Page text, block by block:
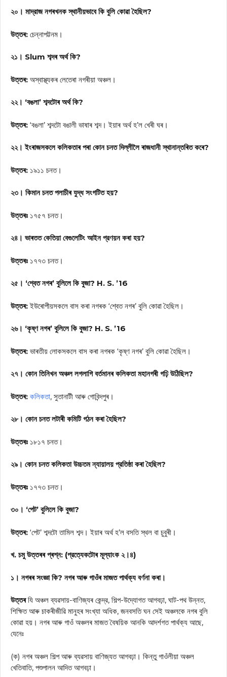
২০। মাদ্রাজ নগৰখনক স্থানীয়ভাবে কি বুলি কোৱা হৈছিল?
উত্তৰ: চেন্নাপট্টনম।
২১। Slum শব্দৰ অৰ্থ কি?
উত্তৰ: অস্বাস্থ্যকৰ লেতেৰা নগৰীয়া অঞ্চল।
২২। ‘বঙলা’ শব্দটোৰ অৰ্থ কি?
উত্তৰ: ‘বঙলা’ শব্দটো বঙালী ভাষাৰ শব্দ। ইয়াৰ অৰ্থ হ’ল খেৰী ঘৰ।
২২। ইংৰাজসকলে কলিকতাৰ পৰা কোন চনত দিল্লীলৈ ৰাজধানী স্থানান্তৰিত কৰে?
উত্তৰ: ১৯১১ চনত।
২৩। কিমান চনত পলাচীৰ যুদ্ধ সংগটিত হয়?
উত্তৰঃ ১৭৫৭ চনত।
২৪। ভাৰতত কেতিয়া বেগুলেটিং আইন প্রণয়ন কৰা হয়?
উত্তৰঃ ১৭৭৩ চনত।
২৫। ‘শ্বেত নগৰ’ বুলিলে কি বুজা? H. S. ’16
উত্তৰ:ইউৰোপীয়সকলে বাস কৰা নগৰক ‘শ্বেত নগৰ’ বুলি কোৱা হৈছিল।
২৬। ‘কৃষ্ণ নগৰ’ বুলিলে কি বুজা? H. S. ’16
উত্তৰ: ভাৰতীয় লোকসকলে বাস কৰা নগৰক ‘কৃষ্ণ নগৰ’ বুলি কোৱা হৈছিল।
২৭। কোন তিনিখন অঞ্চল লগলাগি বৰ্তমানৰ কলিকতা মহানগৰী গঢ়ি উঠিছিল?
উত্তৰ: কলিকতা, সুতানাটী আৰু গোবিন্দপুৰ।
২৮। কোন চনত লটাৰী কমিটি গঠন কৰা হৈছিল?
উত্তৰঃ ১৮১৭ চনত।
২৯। কোন চনত কলিকতা উচ্চতম ন্যায়ালয় প্রতিষ্ঠা কৰা হৈছিল?
উত্তৰঃ ১৭৭৩ চনত।
৩০। ‘পেট’ বুলিলে কি বুজা?
উত্তৰ: ‘পেট’ শব্দটো তামিল শব্দ। ইয়াৰ অৰ্থ হ’ল বসতি স্থল বা চুবুৰী।
খ. চমু উত্তৰৰ প্ৰশ্ন: (প্রত্যেকটোৰ মূল্যাংক ২।৪)
১। নগৰৰ সংজ্ঞা কি? নগৰ আৰু গাওঁৰ মাজত পার্থক্য বর্ণনা কৰা।
উত্তৰযি অঞ্চল ব্যৱসায়-বাণিজ্যৰ কেন্দ্র, শিল্প-উদ্যোগত আগবঢ়া, ঘাট-পথ উন্নত,
শিক্ষিত আৰু চাকৰীজীৱি মানুহৰ সংখ্যা অধিক, জনবসতি ঘন সেই অঞ্চলকে নগৰ বুলি
কোৱা হয়। নগৰ আৰু গাওঁ অঞ্চলৰ মাজত বৈষয়িক আনকি আদর্শগত পার্থক্য আছে,
যেনেঃ
(ক) নগৰ অঞ্চল শিল্প আৰু ব্যৱসায় বাণিজ্যত আগবঢ়া। কিন্তু গাওঁলীয়া অঞ্চল
খেতিবাতি, পশুপালন আদিত আগবঢ়া।